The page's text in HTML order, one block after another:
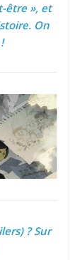
être », et
On
? Sur